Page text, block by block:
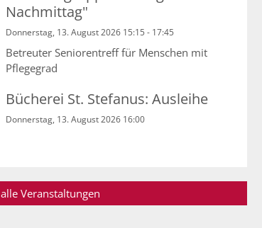
Nachmittag"
Donnerstag, 13. August 2026 15:15 - 17:45
Betreuter Seniorentreff für Menschen mit
Pflegegrad
Bücherei St. Stefanus: Ausleihe
Donnerstag, 13. August 2026 16:00
alle Veranstaltungen